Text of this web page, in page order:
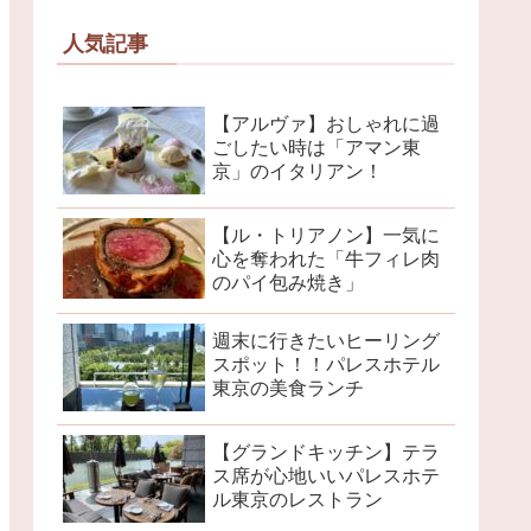
人気記事
【アルヴァ】おしゃれに過
ごしたい時は「アマン東
京」のイタリアン！
【ル・トリアノン】一気に
心を奪われた「牛フィレ肉
のパイ包み焼き」
週末に行きたいヒーリング
スポット！！パレスホテル
東京の美食ランチ
【グランドキッチン】テラ
ス席が心地いいパレスホテ
ル東京のレストラン